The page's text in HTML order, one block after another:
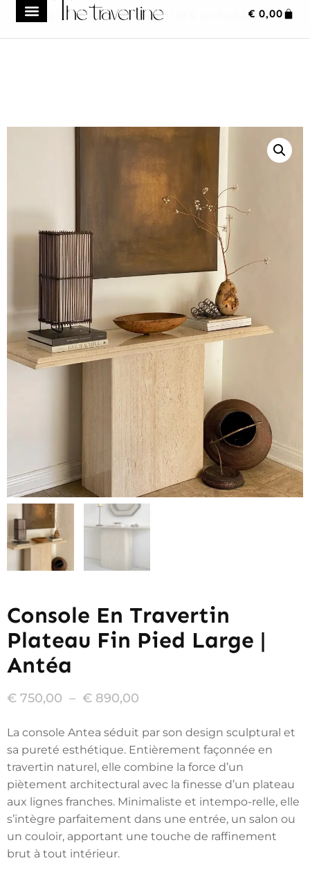
Frais de transport réduit à 149 € sur tout le site
€ 0,00
Console En Travertin
Plateau Fin Pied Large |
Antéa
€ 750,00 – € 890,00
La console Antea séduit par son design sculptural et
sa pureté esthétique. Entièrement façonnée en
travertin naturel, elle combine la force d’un
piètement architectural avec la finesse d’un plateau
aux lignes franches. Minimaliste et intempo-relle, elle
s’intègre parfaitement dans une entrée, un salon ou
un couloir, apportant une touche de raffinement
brut à tout intérieur.